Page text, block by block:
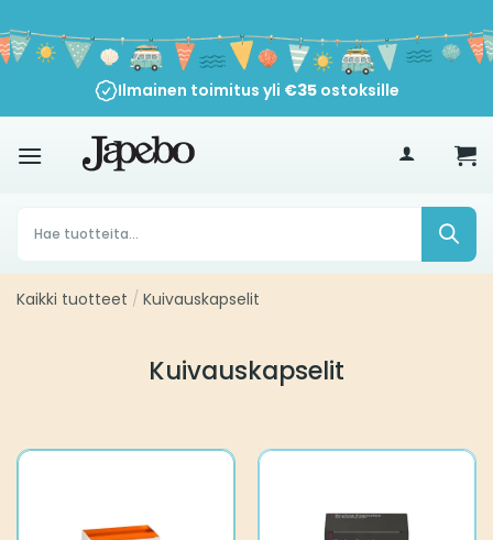
sisältöön
Ilmainen toimitus yli €35ostoksille
Products
search
Kaikki tuotteet / Kuivauskapselit
Kuivauskapselit